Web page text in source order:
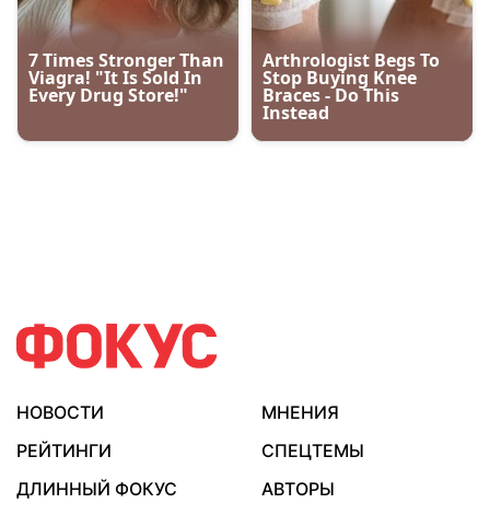
НОВОСТИ
МНЕНИЯ
РЕЙТИНГИ
СПЕЦТЕМЫ
ДЛИННЫЙ ФОКУС
АВТОРЫ